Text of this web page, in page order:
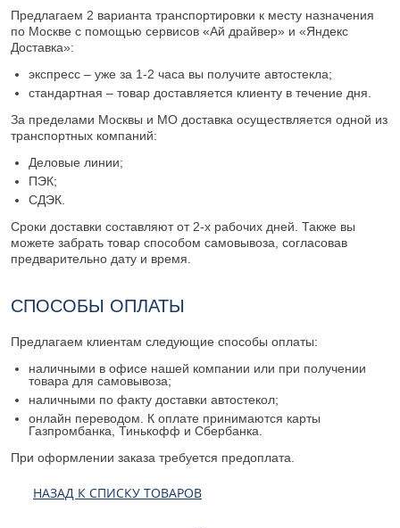
Предлагаем 2 варианта транспортировки к месту назначения
по Москве с помощью сервисов «Ай драйвер» и «Яндекс
Доставка»:
экспресс – уже за 1-2 часа вы получите автостекла;
стандартная – товар доставляется клиенту в течение дня.
За пределами Москвы и МО доставка осуществляется одной из
транспортных компаний:
Деловые линии;
ПЭК;
СДЭК.
Сроки доставки составляют от 2-х рабочих дней. Также вы
можете забрать товар способом самовывоза, согласовав
предварительно дату и время.
СПОСОБЫ ОПЛАТЫ
Предлагаем клиентам следующие способы оплаты:
наличными в офисе нашей компании или при получении
товара для самовывоза;
наличными по факту доставки автостекол;
онлайн переводом. К оплате принимаются карты
Газпромбанка, Тинькофф и Сбербанка.
При оформлении заказа требуется предоплата.
НАЗАД К СПИСКУ ТОВАРОВ